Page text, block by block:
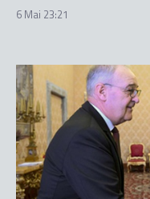
6 Mai 23:21